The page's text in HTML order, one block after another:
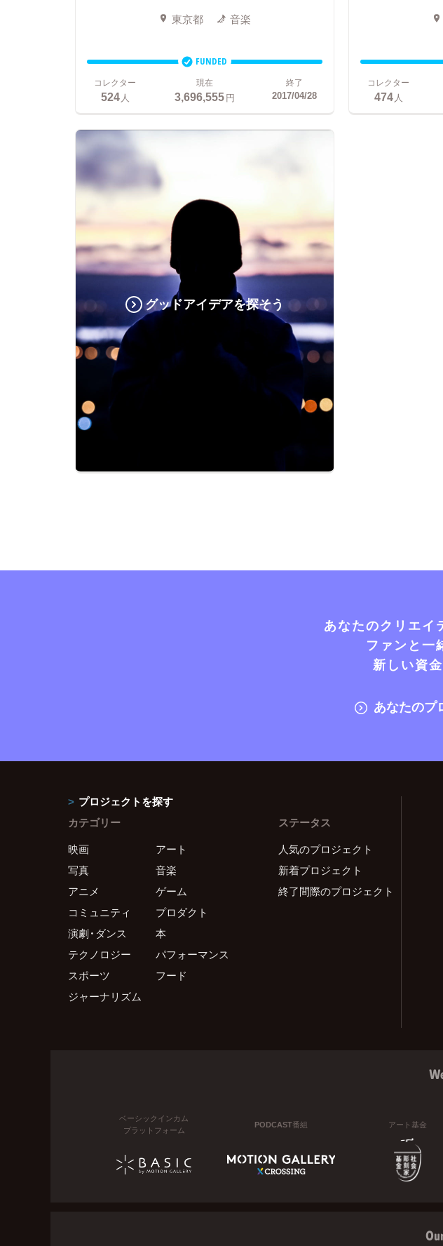
東京都 音楽
FUNDED
コレクター
524 人
現在
3,696,555円
終了
2017/04/28
コレクター
474 人
グッドアイデアを探そう
あなたのクリエイ
ファンと一
新しい資
あなたのプ
プロジェクトを探す
カテゴリー
映画
アート
写真
音楽
アニメ
ゲーム
コミュニティ
プロダクト
演劇・ダンス
本
テクノロジー
パフォーマンス
スポーツ
フード
ジャーナリズム
ステータス
人気のプロジェクト
新着プロジェクト
終了間際のプロジェクト
ベーシックインカム
プラットフォーム
PODCAST番組 アート基金